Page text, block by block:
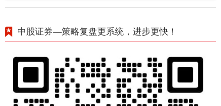
中股证券—策略复盘更系统，进步更快！